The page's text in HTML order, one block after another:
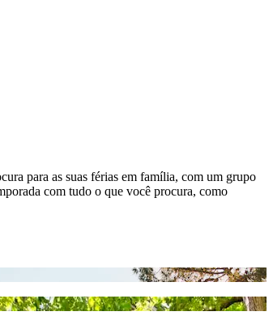
para as suas férias em família, com um grupo
com tudo o que você procura, como